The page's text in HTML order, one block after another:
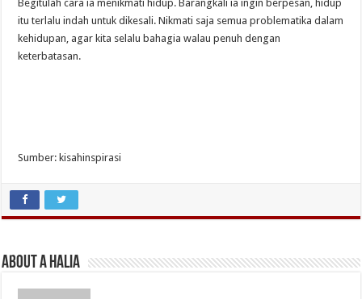
Begitulah cara ia menikmati hidup. Barangkali ia ingin berpesan, hidup
itu terlalu indah untuk dikesali. Nikmati saja semua problematika dalam
kehidupan, agar kita selalu bahagia walau penuh dengan
keterbatasan.
Sumber: kisahinspirasi
About A Halia